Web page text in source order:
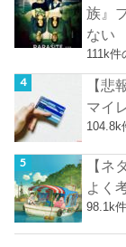
族』
ない
111k件
【
マイ
104.8k
【ネ
よく
98.1k